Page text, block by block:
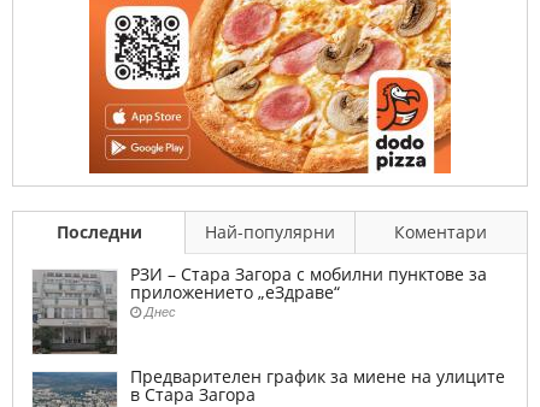
Последни Най-популярни
Коментари
РЗИ – Стара Загора с мобилни пунктове за
приложението „еЗдраве“
Днес
Предварителен график за миене на улиците
в Стара Загора